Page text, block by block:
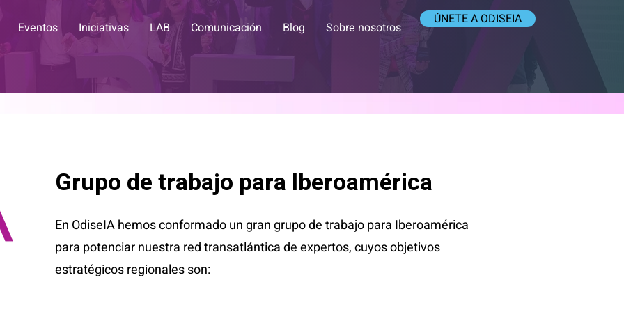
Eventos Iniciativas LAB Comunicación Blog Sobre nosotros
ÚNETE A ODISEIA
Grupo de trabajo para Iberoamérica
En OdiseIA hemos conformado un gran grupo de trabajo para Iberoamérica
para potenciar nuestra red transatlántica de expertos, cuyos objetivos
estratégicos regionales son: